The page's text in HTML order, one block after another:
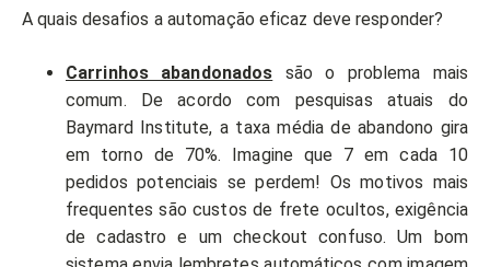
A quais desafios a automação eficaz deve responder?
Carrinhos abandonados são o problema mais
comum. De acordo com pesquisas atuais do
Baymard Institute, a taxa média de abandono gira
em torno de 70%. Imagine que 7 em cada 10
pedidos potenciais se perdem! Os motivos mais
frequentes são custos de frete ocultos, exigência
de cadastro e um checkout confuso. Um bom